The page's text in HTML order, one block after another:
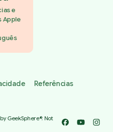
e
Apple
Referências
GeekSphere®. Not
Facebook
YouTube